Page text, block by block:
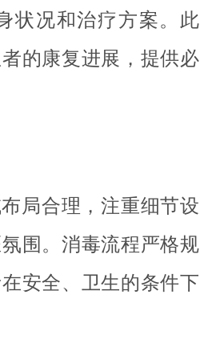
状况和治疗方案。此
的康复进展，提供必
局合理，注重细节设
围。消毒流程严格规
安全、卫生的条件下